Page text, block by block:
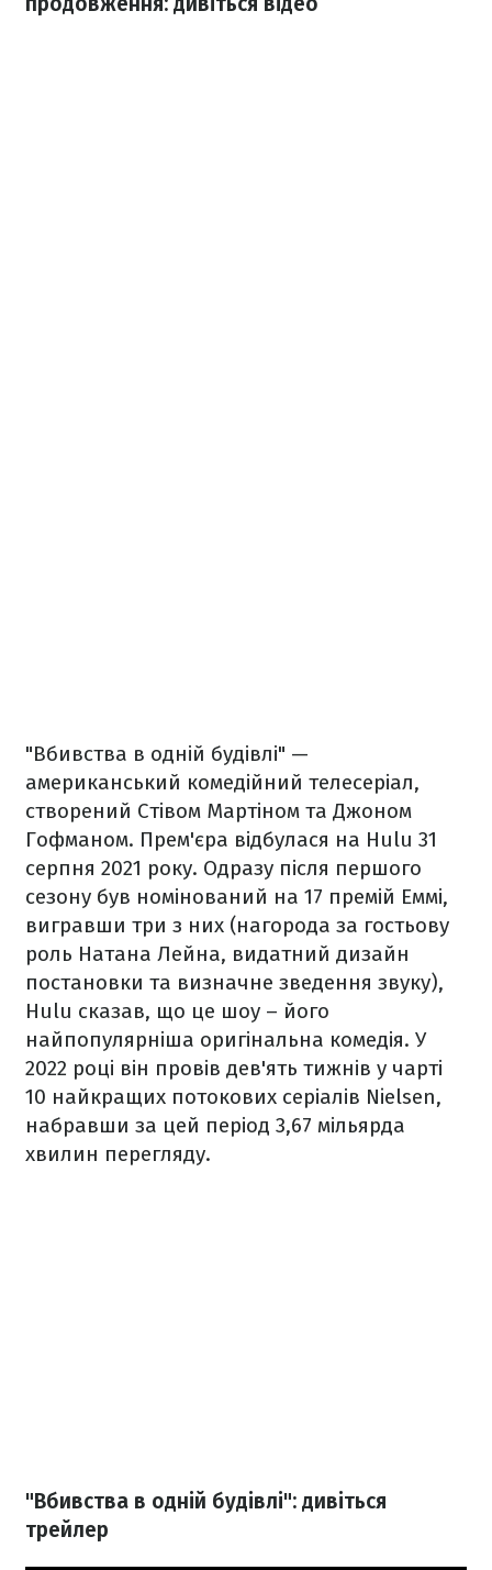
"Вбивства в одній будівлі" —
американський комедійний телесеріал,
створений Стівом Мартіном та Джоном
Гофманом. Прем'єра відбулася на Hulu 31
серпня 2021 року. Одразу після першого
сезону був номінований на 17 премій Еммі,
вигравши три з них (нагорода за гостьову
роль Натана Лейна, видатний дизайн
постановки та визначне зведення звуку),
Hulu сказав, що це шоу – його
найпопулярніша оригінальна комедія. У
2022 році він провів дев'ять тижнів у чарті
10 найкращих потокових серіалів Nielsen,
набравши за цей період 3,67 мільярда
хвилин перегляду.
"Вбивства в одній будівлі": дивіться
трейлер